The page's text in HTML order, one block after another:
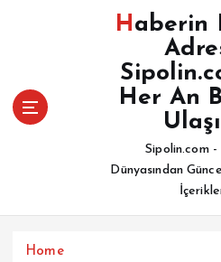
a
Haberin Doğru
Her An
Sipolin.com
Dünyasından
Home